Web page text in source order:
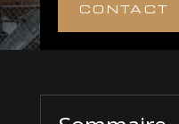
CONTACT